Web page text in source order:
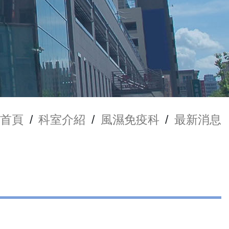
首頁 / 科室介紹 / 風濕免疫科 / 最新消息